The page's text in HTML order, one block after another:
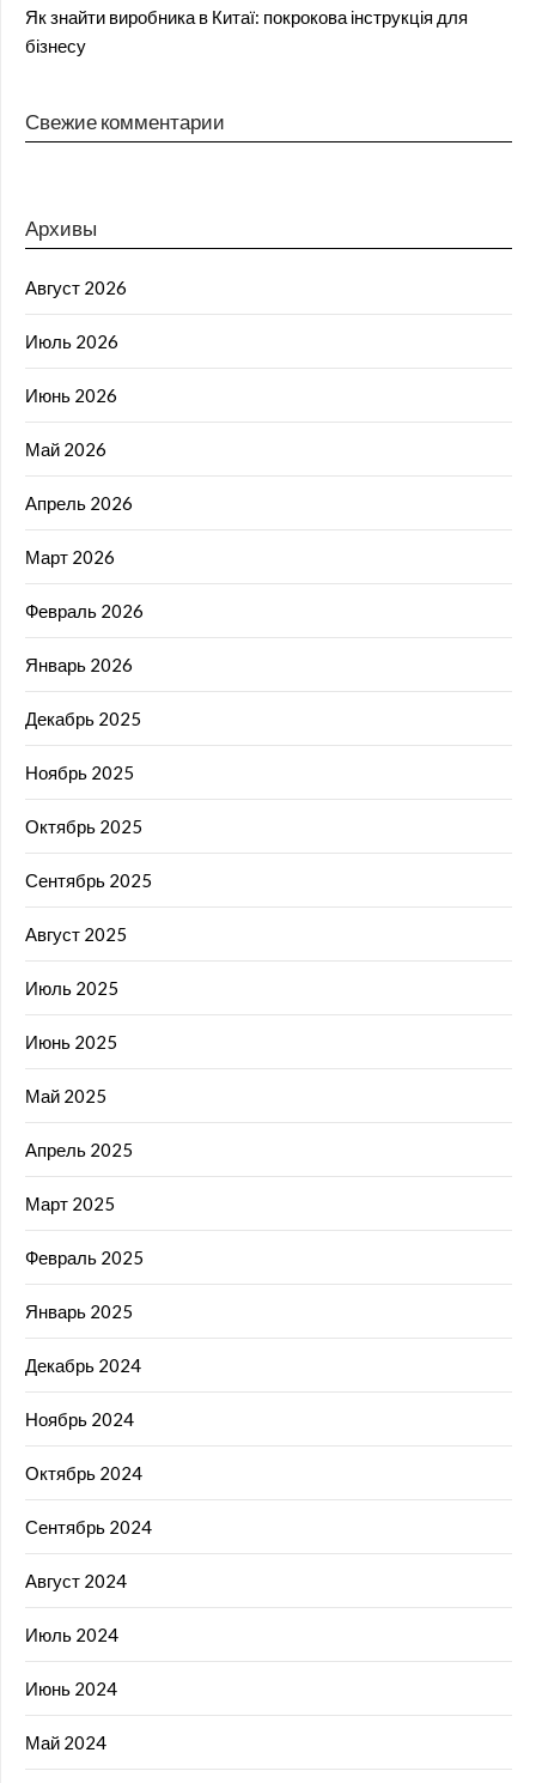
Як знайти виробника в Китаї: покрокова інструкція для
бізнесу
Свежие комментарии
Архивы
Август 2026
Июль 2026
Июнь 2026
Май 2026
Апрель 2026
Март 2026
Февраль 2026
Январь 2026
Декабрь 2025
Ноябрь 2025
Октябрь 2025
Сентябрь 2025
Август 2025
Июль 2025
Июнь 2025
Май 2025
Апрель 2025
Март 2025
Февраль 2025
Январь 2025
Декабрь 2024
Ноябрь 2024
Октябрь 2024
Сентябрь 2024
Август 2024
Июль 2024
Июнь 2024
Май 2024